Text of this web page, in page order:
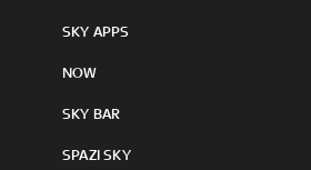
SKY APPS
NOW
SKY BAR
SPAZI SKY